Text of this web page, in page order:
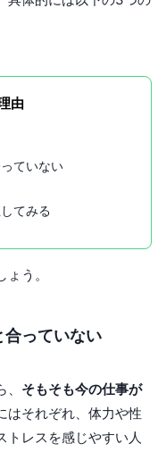
由
ていない
てみる
う。
合っていない
そもそも今の仕事が
はそれぞれ、体力や性
トレスを感じやすい人